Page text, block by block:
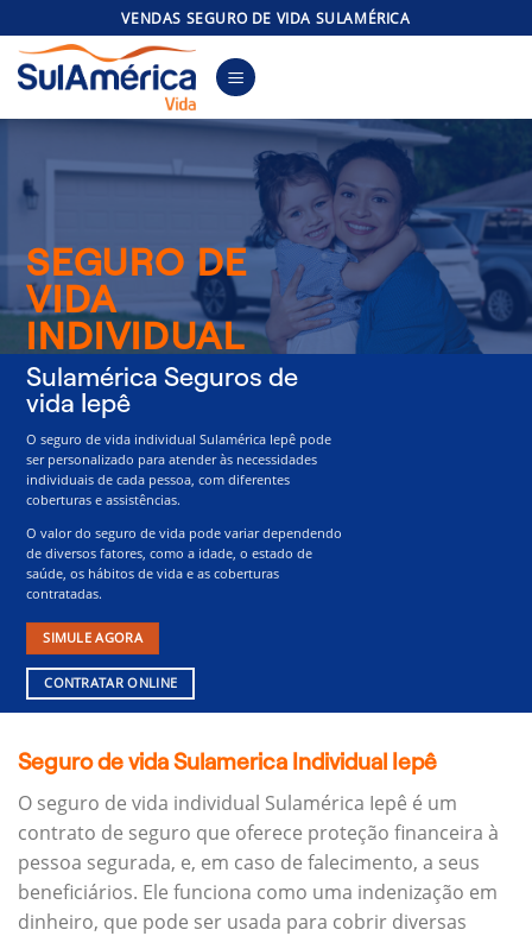
to
content
VENDAS SEGURO DE VIDA SULAMÉRICA
SEGURO DE
VIDA
INDIVIDUAL
Sulamérica Seguros de
vida Iepê
O seguro de vida individual Sulamérica Iepê pode
ser personalizado para atender às necessidades
individuais de cada pessoa, com diferentes
coberturas e assistências.
O valor do seguro de vida pode variar dependendo
de diversos fatores, como a idade, o estado de
saúde, os hábitos de vida e as coberturas
contratadas.
SIMULE AGORA
CONTRATAR ONLINE
Seguro de vida Sulamerica Individual Iepê
O seguro de vida individual Sulamérica Iepê é um
contrato de seguro que oferece proteção financeira à
pessoa segurada, e, em caso de falecimento, a seus
beneficiários. Ele funciona como uma indenização em
dinheiro, que pode ser usada para cobrir diversas